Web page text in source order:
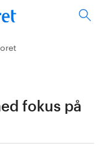
fokus på